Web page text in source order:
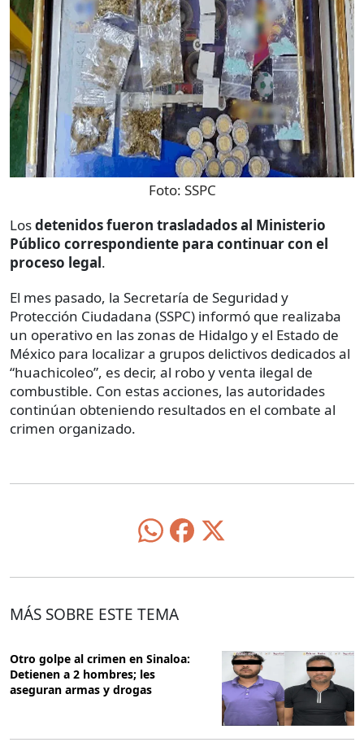
Foto: SSPC
Losdetenidos fueron trasladados al Ministerio
Público correspondiente para continuar con el
proceso legal.
El mes pasado, la Secretaría de Seguridad y
Protección Ciudadana (SSPC) informó que realizaba
un operativo en las zonas de Hidalgo y el Estado de
México para localizar a grupos delictivos dedicados al
“huachicoleo”, es decir, al robo y venta ilegal de
combustible. Con estas acciones, las autoridades
continúan obteniendo resultados en el combate al
crimen organizado.
MÁS SOBRE ESTE TEMA
Otro golpe al crimen en Sinaloa:
Detienen a 2 hombres; les
aseguran armas y drogas